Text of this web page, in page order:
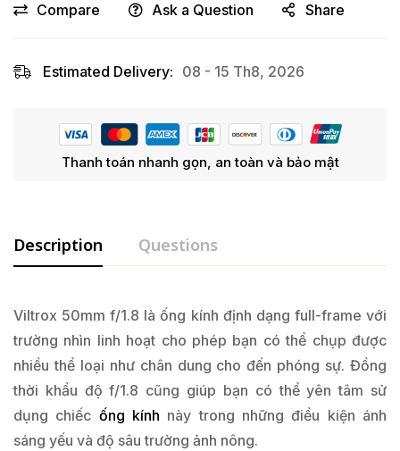
Compare Ask a Question Share
Estimated Delivery: 08 - 15 Th8, 2026
Thanh toán nhanh gọn, an toàn và bảo mật
Description Questions
Viltrox 50mm f/1.8 là ống kính định dạng full-frame với
trường nhìn linh hoạt cho phép bạn có thể chụp được
nhiều thể loại như chân dung cho đến phóng sự. Đồng
thời khẩu độ f/1.8 cũng giúp bạn có thể yên tâm sử
dụng chiếc ống kính này trong những điều kiện ánh
sáng yếu và độ sâu trường ảnh nông.